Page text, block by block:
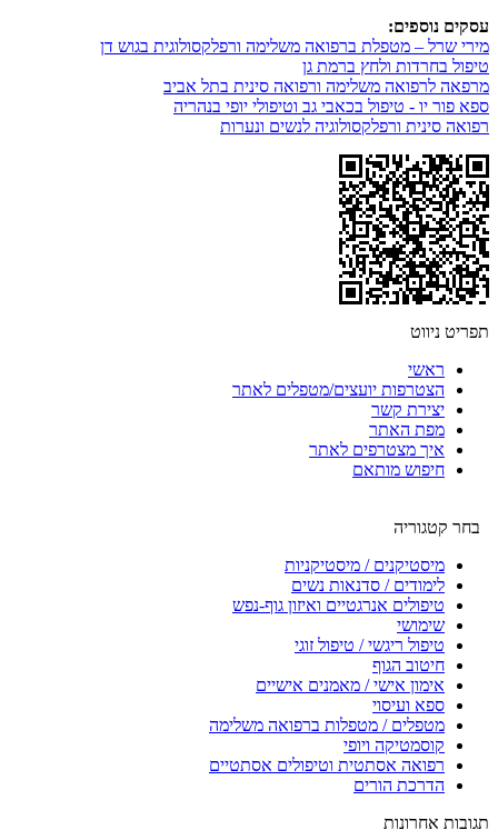
עסקים נוספים:
מירי שרל – מטפלת ברפואה משלימה ורפלקסולוגית בגוש דן
טיפול בחרדות ולחץ ברמת גן
מרפאה לרפואה משלימה ורפואה סינית בתל אביב
ספא פור יו - טיפול בכאבי גב וטיפולי יופי בנהריה
רפואה סינית ורפלקסולוגיה לנשים ונערות
תפריט ניווט
ראשי
הצטרפות יועצים/מטפלים לאתר
יצירת קשר
מפת האתר
איך מצטרפים לאתר
חיפוש מותאם
בחר קטגוריה
מיסטיקנים / מיסטיקניות
לימודים / סדנאות נשים
טיפולים אנרגטיים ואיזון גוף-נפש
שימושי
טיפול ריגשי / טיפול זוגי
חיטוב הגוף
אימון אישי / מאמנים אישיים
ספא ועיסוי
מטפלים / מטפלות ברפואה משלימה
קוסמטיקה ויופי
רפואה אסתטית וטיפולים אסתטיים
הדרכת הורים
תגובות אחרונות